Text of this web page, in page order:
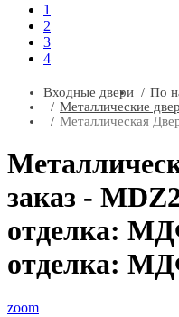
1
2
3
4
Входные двери
По
Металлические
Металлическая
заказ -
отделка:
отделка:
zoom